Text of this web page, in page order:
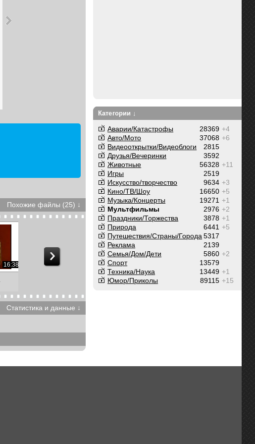
Похожие файлы (25) ↓
16:38
06:48
Статистика и данные ↓
Категории ↓
+4
28369
Аварии/Катастрофы
+6
37068
Авто/Мото
2815
Видеооткрытки/Видеоблоги
3592
Друзья/Вечеринки
+11
56328
Животные
2519
Игры
+3
9634
Искусство/творчество
+5
16650
Кино/ТВ/Шоу
+1
19271
Музыка/Концерты
+2
2976
Мультфильмы
+1
3878
Праздники/Торжества
+5
6441
Природа
5317
Путешествия/Cтраны/Города
2139
Реклама
+2
5860
Семья/Дом/Дети
13579
Спорт
+1
13449
Техника/Наука
+15
89115
Юмор/Приколы